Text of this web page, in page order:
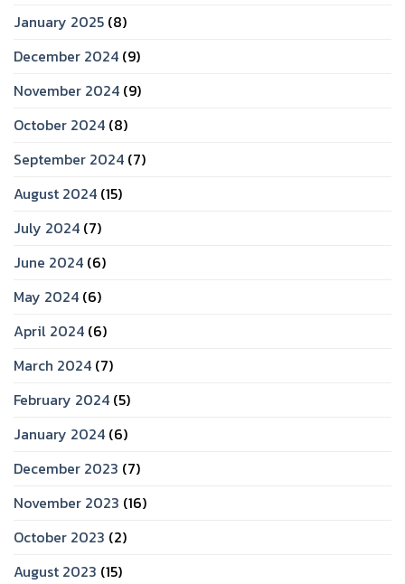
January 2025 (8)
December 2024 (9)
November 2024 (9)
October 2024 (8)
September 2024 (7)
August 2024 (15)
July 2024 (7)
June 2024 (6)
May 2024 (6)
April 2024 (6)
March 2024 (7)
February 2024 (5)
January 2024 (6)
December 2023 (7)
November 2023 (16)
October 2023 (2)
August 2023 (15)